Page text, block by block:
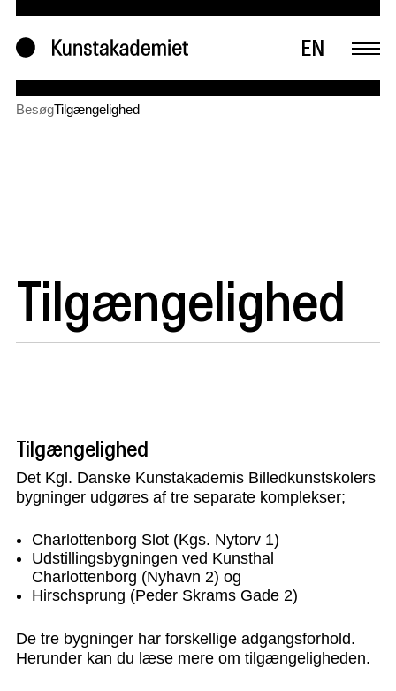
EN
BesøgTilgængelighed
Tilgængelighed
Tilgængelighed
Det Kgl. Danske Kunstakademis Billedkunstskolers
bygninger udgøres af tre separate komplekser;
Charlottenborg Slot (Kgs. Nytorv 1)
Udstillingsbygningen ved Kunsthal
Charlottenborg (Nyhavn 2) og
Hirschsprung (Peder Skrams Gade 2)
De tre bygninger har forskellige adgangsforhold.
Herunder kan du læse mere om tilgængeligheden.